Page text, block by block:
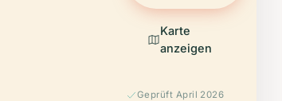
Karte
anzeigen
Geprüft April 2026